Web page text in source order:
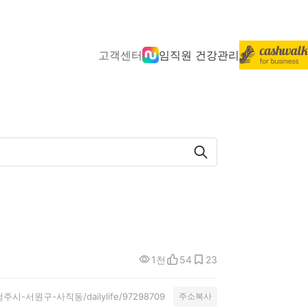
고객센터 임직원 건강관리
1천 54 23
시-서원구-사직동/dailylife/97298709 주소복사